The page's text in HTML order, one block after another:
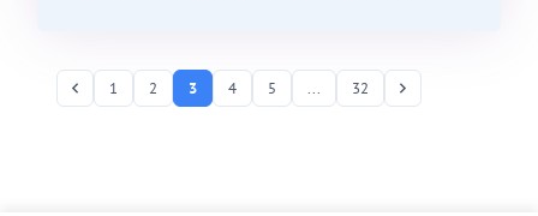
негормональные средства контрацепции.
Снижение концентрации ЭЭ в сыворотке крови
1 2 3 4 5 ... 32